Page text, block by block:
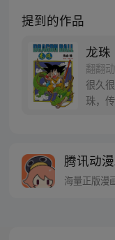
提到的作品
龙珠
翻翻
很久
珠，
腾讯动
海量正版漫